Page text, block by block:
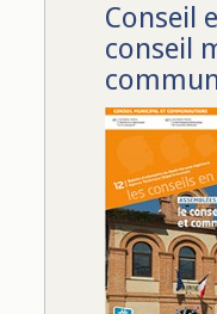
Conseil
conseil